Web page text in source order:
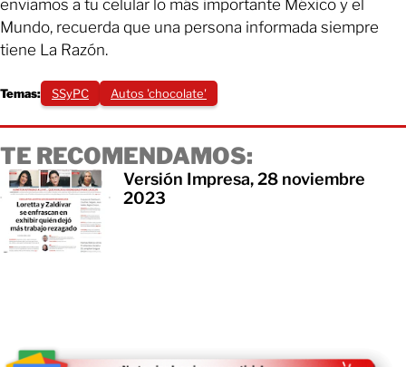
enviamos a tu celular lo más importante México y el
Mundo, recuerda que una persona informada siempre
tiene La Razón.
Temas: SSyPC Autos 'chocolate'
TE RECOMENDAMOS:
Versión Impresa, 28 noviembre
2023